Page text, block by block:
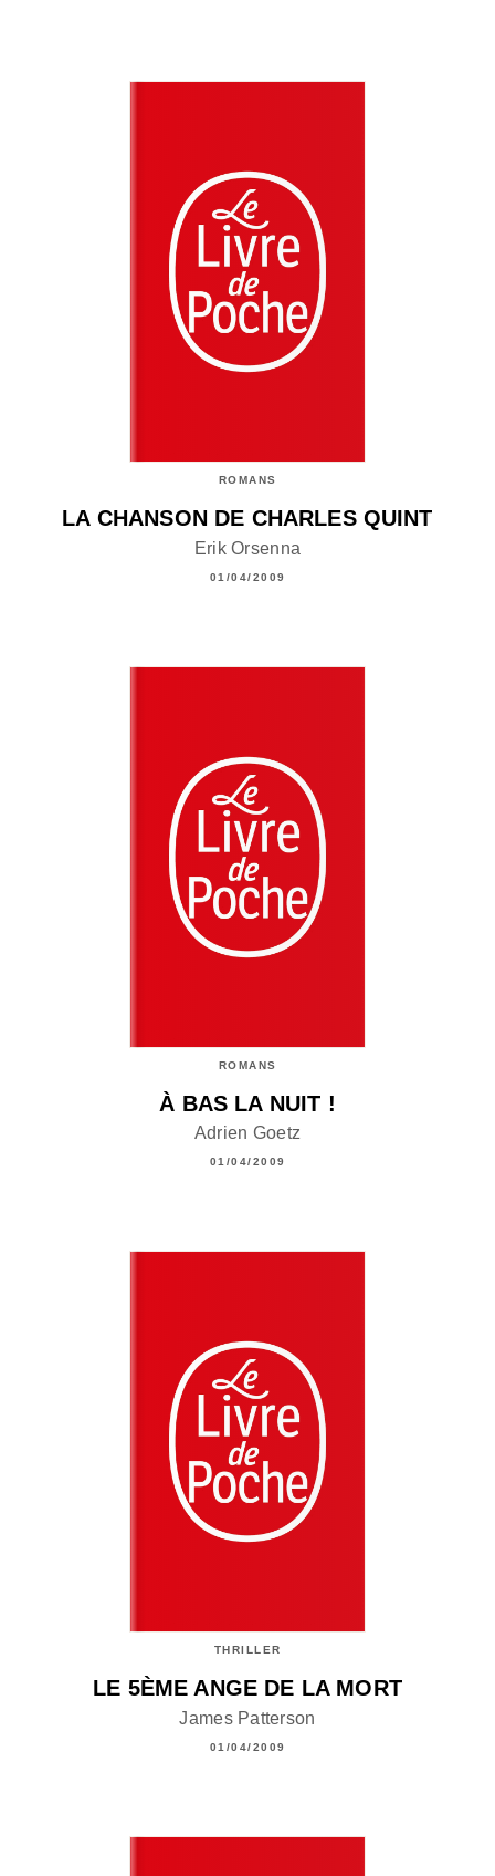
ROMANS
LA CHANSON DE CHARLES QUINT
Erik Orsenna
01/04/2009
ROMANS
À BAS LA NUIT !
Adrien Goetz
01/04/2009
THRILLER
LE 5ÈME ANGE DE LA MORT
James Patterson
01/04/2009